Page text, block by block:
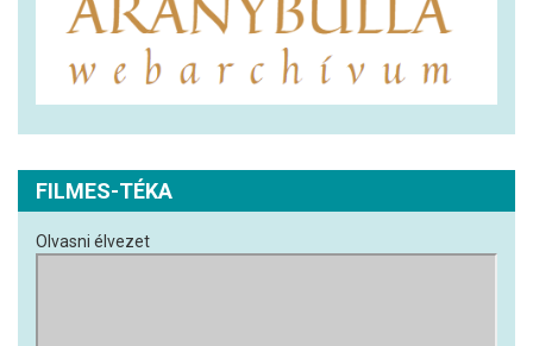
FILMES-TÉKA
Olvasni élvezet